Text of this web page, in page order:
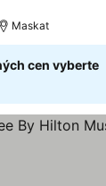
Maskat
cen vyberte